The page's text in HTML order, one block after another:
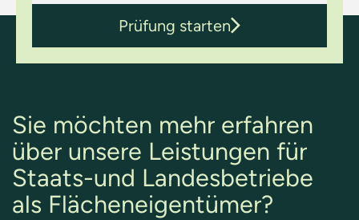
Prüfung starten
Sie möchten mehr erfahren
über unsere Leistungen für
Staats-und Landesbetriebe
als Flächeneigentümer?